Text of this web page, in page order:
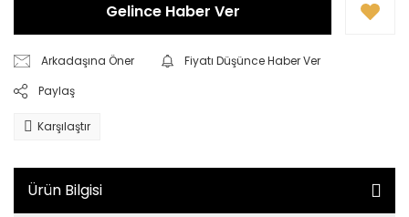
Gelince Haber Ver
Arkadaşına Öner
Fiyatı Düşünce Haber Ver
Paylaş
Karşılaştır
Ürün Bilgisi